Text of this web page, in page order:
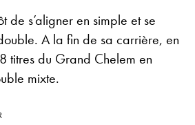
de s’aligner en simple et se
A la fin de sa carrière, en
titres du Grand Chelem en
mixte.